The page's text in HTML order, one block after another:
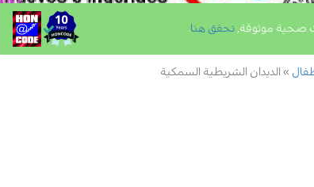
صحية موثوقة, تحقق هنا.
الديدان الشريطية السمكية